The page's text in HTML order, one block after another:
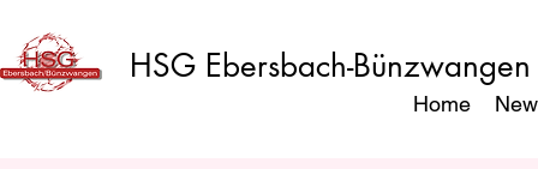
HSG Ebersbach-Bünzwangen
Home